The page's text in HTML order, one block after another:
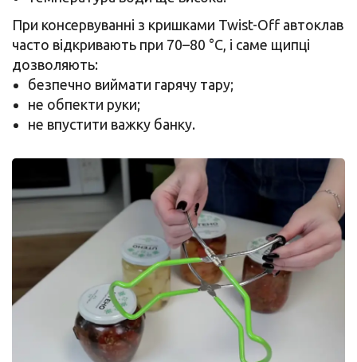
При консервуванні з кришками Twist-Off автоклав
часто відкривають при 70–80 °C, і саме щипці
дозволяють:
безпечно виймати гарячу тару;
не обпекти руки;
не впустити важку банку.